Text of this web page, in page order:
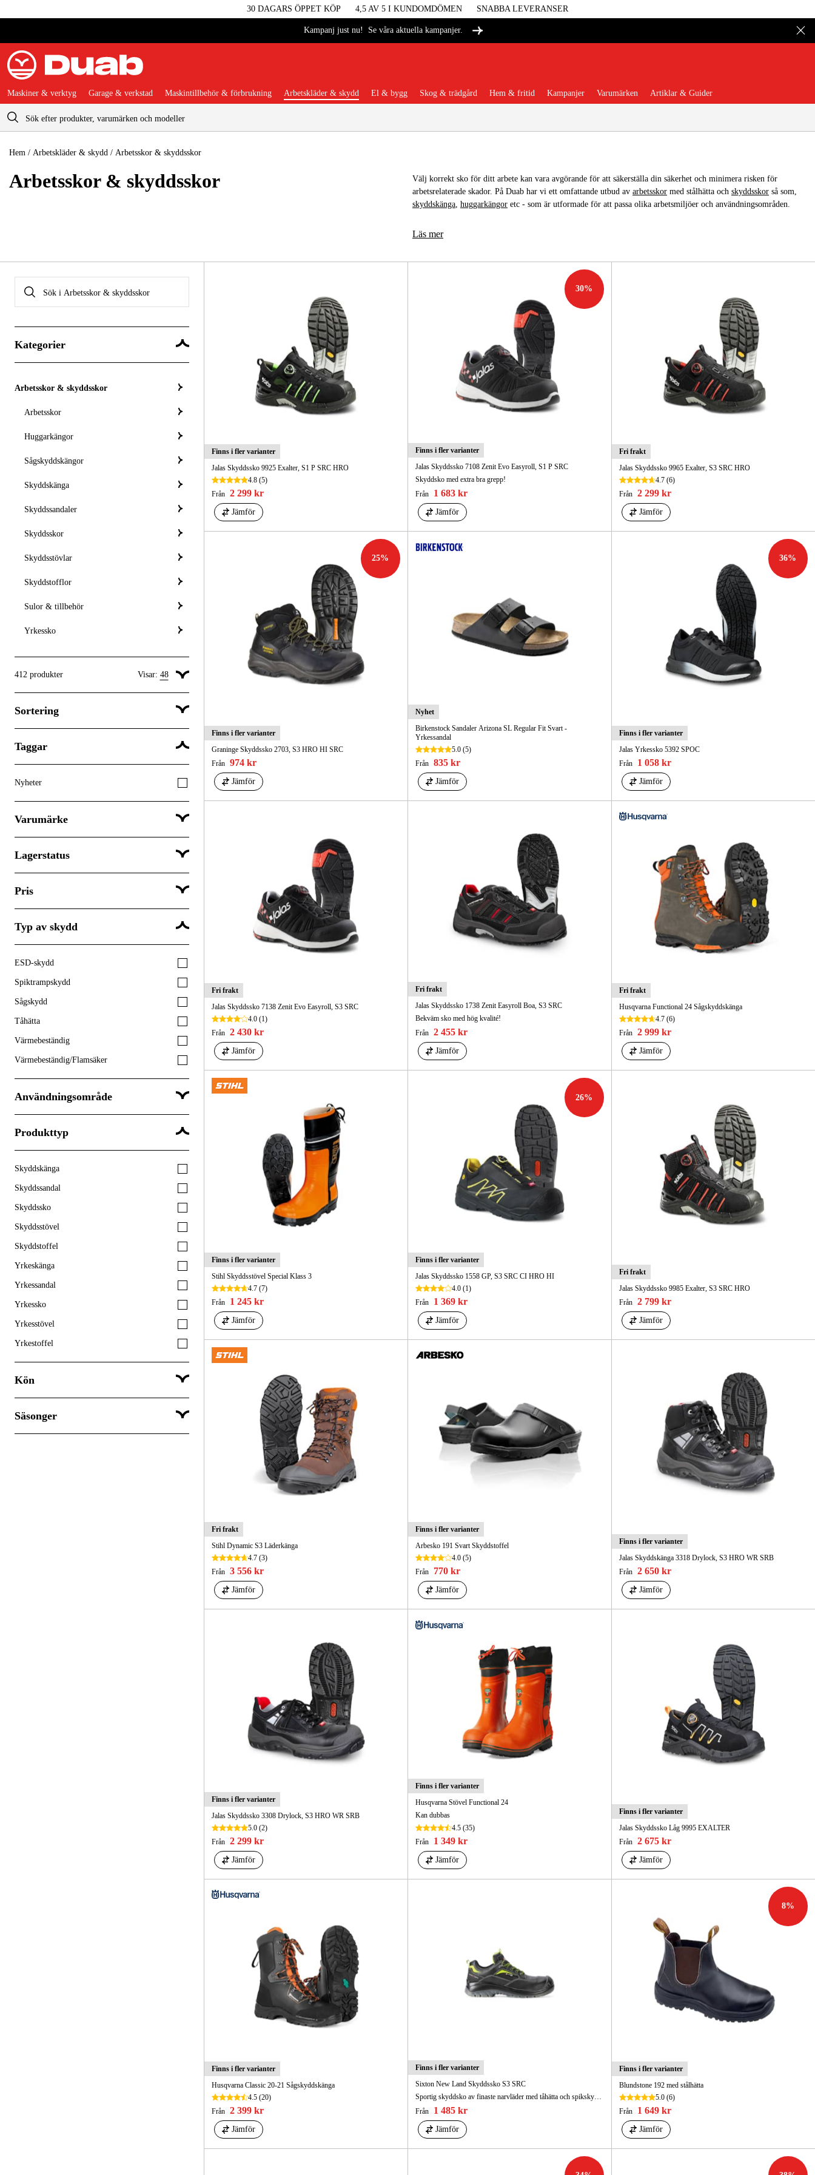
30 DAGARS ÖPPET KÖP 4,5 AV 5 I KUNDOMDÖMEN SNABBA LEVERANSER
Kampanj just nu! Se våra aktuella kampanjer.
Maskiner & Verktyg Garage & Verkstad
Arbetskläder & Skydd El & Bygg
Skog & Trädgård
Hem & Fritid Kampanjer
Maskiner & verktyg Garage & verkstad Maskintillbehör & förbrukning Arbetskläder & skydd El & bygg Skog & trädgård Hem & fritid Kampanjer Varumärken Artiklar & Guider
Hem / Arbetskläder & skydd / Arbetsskor & skyddsskor
Arbetsskor & skyddsskor
Välj korrekt sko för ditt arbete kan vara avgörande för att säkerställa din säkerhet och minimera risken för
arbetsrelaterade skador. På Duab har vi ett omfattande utbud av arbetsskor med stålhätta och skyddsskor så som,
skyddskänga huggarkängor etc - som är utformade för att passa olika arbetsmiljöer och användningsområden.
Läs mer
Kategorier
Arbetsskor & skyddsskor
Arbetsskor
Huggarkängor
Sågskyddskängor
Skyddskänga
Skyddssandaler
Skyddsskor
Skyddsstövlar
Skyddstofflor
Sulor & tillbehör
Yrkessko
412 produkter Visar: 48
Visa 48 produkter per sida
Sortering
Popularitet
Taggar
Nyheter
Varumärke
Arbesko
Cofra
Fristads
Husqvarna
Lagerstatus
Skickas omgående
Skickas inom 3-5 dagar
Skickas om mer än 5 vardagar
Pris
SEK
Typ av skydd
ESD-skydd
Spiktrampskydd
Sågskydd
Tåhätta
Värmebeständig
Värmebeständig/Flamsäker
Användningsområde
Bygg & anläggning
Fastighet & service
Hem & trädgård
Industri & tillverkning
Labb & klinik
Livs & hygien
Logistik & transport
Skog
Uniformerade yrken
Vård & omsorg
1 till att visa...
Produkttyp
Skyddskänga
Skyddssandal
Skyddssko
Skyddsstövel
Skyddstoffel
Yrkeskänga
Yrkessandal
Yrkessko
Yrkesstövel
Yrkestoffel
Kön
Barn
Dam
Säsonger
Finns i fler varianter
Jalas Skyddssko 9925 Exalter, S1 P SRC HRO
4.8(5)
Från
2 299 kr
Jämför
30%
Finns i fler varianter
Jalas Skyddssko 7108 Zenit Evo Easyroll, S1 P SRC
Skyddsko med extra bra grepp!
Från
1 683 kr
Jämför
Fri frakt
Jalas Skyddssko 9965 Exalter, S3 SRC HRO
4.7(6)
Från 2 299 kr
Jämför
25%
Finns i fler varianter
Graninge Skyddssko 2703, S3 HRO HI SRC
Från
974 kr
Jämför
Nyhet
Birkenstock Sandaler Arizona SL Regular Fit Svart -
Yrkessandal
5.0(5)
Från 835 kr
Jämför
36%
Finns i fler varianter
Jalas Yrkessko 5392 SPOC
Från
1 058 kr
Jämför
Fri frakt
Jalas Skyddssko 7138 Zenit Evo Easyroll, S3 SRC
4.0(1)
Från
2 430 kr
Jämför
Fri frakt
Jalas Skyddssko 1738 Zenit Easyroll Boa, S3 SRC
Bekväm sko med hög kvalité!
Från 2 455 kr
Jämför
Fri frakt
Husqvarna Functional 24 Sågskyddskänga
4.7(6)
Från 2 999 kr
Jämför
Finns i fler varianter
Stihl Skyddsstövel Special Klass 3
4.7(7)
Från
1 245 kr
Jämför
26%
Finns i fler varianter
Jalas Skyddssko 1558 GP, S3 SRC CI HRO HI
4.0(1)
Från
1 369 kr
Jämför
Fri frakt
Jalas Skyddssko 9985 Exalter, S3 SRC HRO
Från 2 799 kr
Jämför
Fri frakt
Stihl Dynamic S3 Läderkänga
4.7(3)
Från
3 556 kr
Jämför
Finns i fler varianter
Arbesko 191 Svart Skyddstoffel
4.0(5)
Från
770 kr
Jämför
Finns i fler varianter
Jalas Skyddskänga 3318 Drylock, S3 HRO WR SRB
Från 2 650 kr
Jämför
Finns i fler varianter
Jalas Skyddssko 3308 Drylock, S3 HRO WR SRB
5.0(2)
Från
2 299 kr
Jämför
Finns i fler varianter
Husqvarna Stövel Functional 24
Kan dubbas
4.5(35)
Från
1 349 kr
Jämför
Finns i fler varianter
Jalas Skyddssko Låg 9995 EXALTER
Från 2 675 kr
Jämför
Finns i fler varianter
Husqvarna Classic 20-21 Sågskyddskänga
4.5(20)
Från
2 399 kr
Jämför
Finns i fler varianter
Sixton New Land Skyddssko S3 SRC
Sportig skyddsko av finaste narvläder med tåhätta och spikskydd av komposit.
Från
1 485 kr
Jämför
8%
Finns i fler varianter
Blundstone 192 med stålhätta
5.0(6)
Från
1 649 kr
Jämför